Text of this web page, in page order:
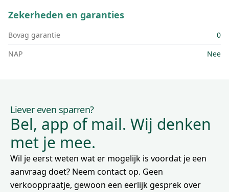
Zekerheden en garanties
Bovag garantie
0
NAP
Nee
Liever even sparren?
Bel, app of mail. Wij denken
met je mee.
Wil je eerst weten wat er mogelijk is voordat je een
aanvraag doet? Neem contact op. Geen
verkooppraatje, gewoon een eerlijk gesprek over